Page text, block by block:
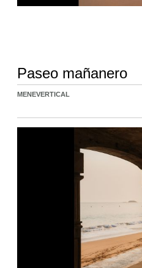
Paseo mañanero
MENEVERTICAL